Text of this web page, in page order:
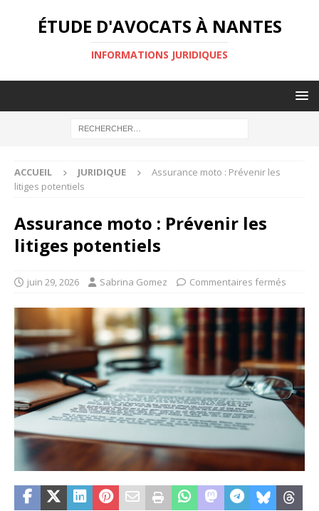
ÉTUDE D'AVOCATS À NANTES
INFORMATIONS JURIDIQUES
ACCUEIL JURIDIQUE
Assurance moto : Prévenir les
litiges potentiels
Assurance moto : Prévenir les
litiges potentiels
juin 29, 2026 Sabrina Gomez Commentaires fermés